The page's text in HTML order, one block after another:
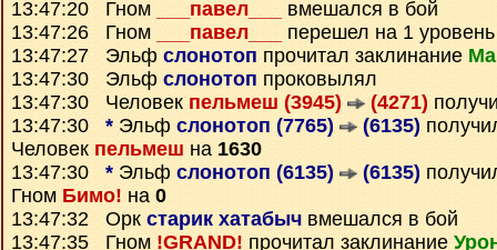
13:47:20 Гном
___павел___
вмешался в бой
13:47:26 Гном
___павел___
перешел на 1
13:47:27 Эльф слонотоп прочитал заклинание
13:47:30 Эльф слонотоп проковылял
13:47:30 Человек пельмеш (3945) (4271)
13:47:30 * Эльф слонотоп (7765) (6135)
Человек пельмеш на 1630
13:47:30 * Эльф слонотоп (6135) (6135)
Гном Бимо! на 0
13:47:32 Орк старик хатабыч вмешался в бой
13:47:35 Гном !GRAND! прочитал заклинание